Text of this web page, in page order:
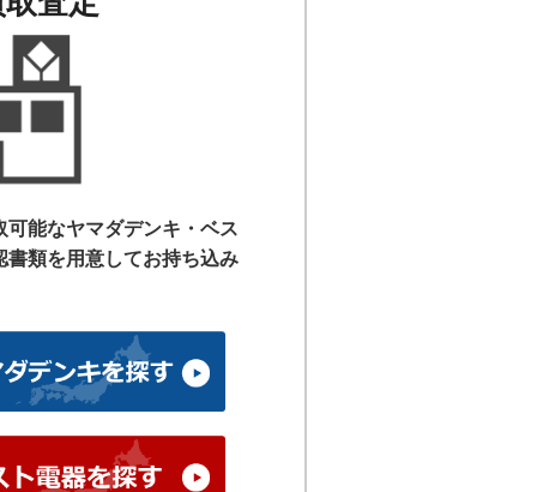
能なヤマダデンキ・ベス
書類を用意してお持ち込み